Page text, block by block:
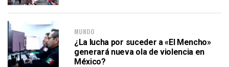
MUNDO
¿La lucha por suceder a «El Mencho»
generará nueva ola de violencia en
México?